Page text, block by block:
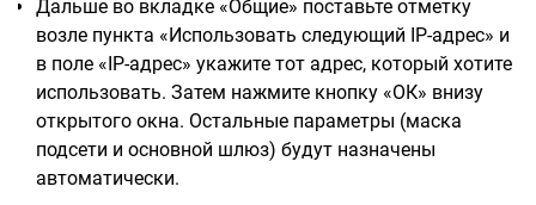
Дальше во вкладке «Общие» поставьте отметку
возле пункта «Использовать следующий IP-адрес» и
в поле «IP-адрес» укажите тот адрес, который хотите
использовать. Затем нажмите кнопку «ОК» внизу
открытого окна. Остальные параметры (маска
подсети и основной шлюз) будут назначены
автоматически.